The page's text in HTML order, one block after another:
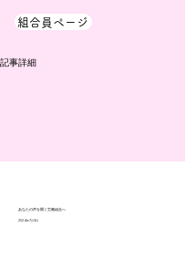
組合員ページ
​記事詳細
あなたの声を聞く労働組合へ
2024年7月3日